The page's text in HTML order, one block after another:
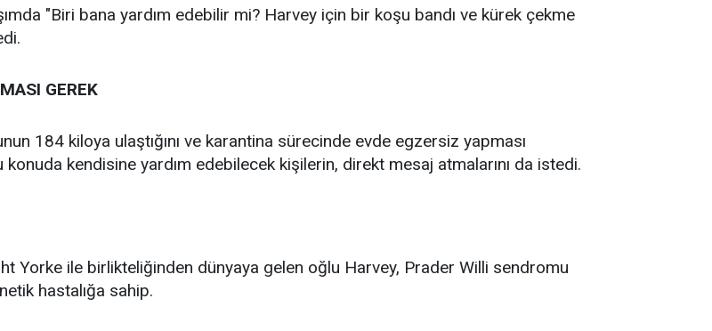
"Biri bana yardım edebilir mi? Harvey için bir koşu bandı ve kürek çekme
GEREK
184 kiloya ulaştığını ve karantina sürecinde evde egzersiz yapması
kendisine yardım edebilecek kişilerin, direkt mesaj atmalarını da istedi.
Yorke ile birlikteliğinden dünyaya gelen oğlu Harvey, Prader Willi sendromu
hastalığa sahip.